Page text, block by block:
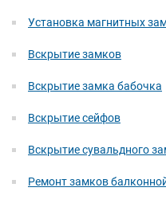
Установка магнитных
Вскрытие замков
Вскрытие замка бабочка
Вскрытие сейфов
Вскрытие сувальдного
Ремонт замков